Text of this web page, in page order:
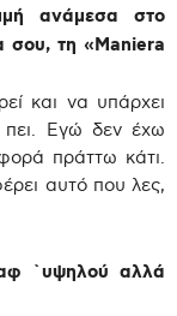
ανάμεσα στο
σου, τη «Maniera
και να υπάρχει
Εγώ δεν έχω
πράττω κάτι.
αυτό που λες,
αφ `υψηλού αλλά